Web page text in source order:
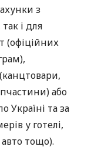
з
і для
(офіційних
або
Україні та за
у готелі,
тощо).